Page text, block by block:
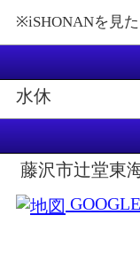
※iSHONANを見
水休
藤沢市辻堂東